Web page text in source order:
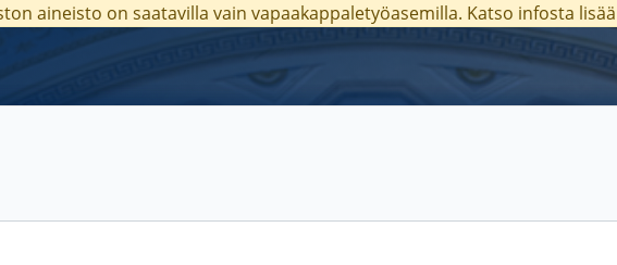
aineisto on saatavilla vain vapaakappaletyöasemilla. Katso infosta